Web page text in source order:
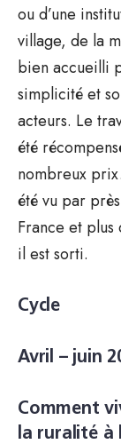
ou d’une
village, de la
bien accueilli
simplicité et
acteurs. Le
été
nombreux
été vu par
France et plus
il est sorti.
Cycle
Avril – juin
Comment
la ruralité à